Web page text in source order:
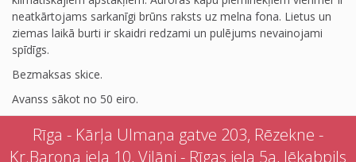
neatkārtojams sarkanīgi brūns raksts uz melna fona. Lietus un
ziemas laikā burti ir skaidri redzami un pulējums nevainojami
spīdīgs.
Bezmaksas skice.
Avanss sākot no 50 eiro.
Rīga - Kārļa Ulmaņa gatve 203, Rēzekne -
Kr.Barona iela 10, Viļāni - Rīgas iela 5a, Jēkabpils